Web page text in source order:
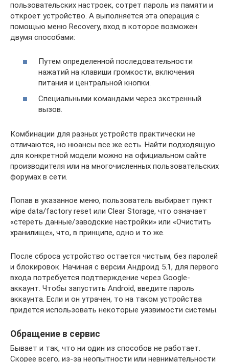
пользовательских настроек, сотрет пароль из памяти и
откроет устройство. А выполняется эта операция с
помощью меню Recovery, вход в которое возможен
двумя способами:
Путем определенной последовательности
нажатий на клавиши громкости, включения
питания и центральной кнопки.
Специальными командами через экстренный
вызов.
Комбинации для разных устройств практически не
отличаются, но нюансы все же есть. Найти подходящую
для конкретной модели можно на официальном сайте
производителя или на многочисленных пользовательских
форумах в сети.
Попав в указанное меню, пользователь выбирает пункт
wipe data/factory reset или Clear Storage, что означает
«стереть данные/заводские настройки» или «Очистить
хранилище», что, в принципе, одно и то же.
После сброса устройство остается чистым, без паролей
и блокировок. Начиная с версии Андроид 5.1, для первого
входа потребуется подтверждение через Google-
аккаунт. Чтобы запустить Аndroid, введите пароль
аккаунта. Если и он утрачен, то на таком устройства
придется использовать некоторые уязвимости системы.
Обращение в сервис
Бывает и так, что ни один из способов не работает.
Скорее всего, из-за неопытности или невнимательности